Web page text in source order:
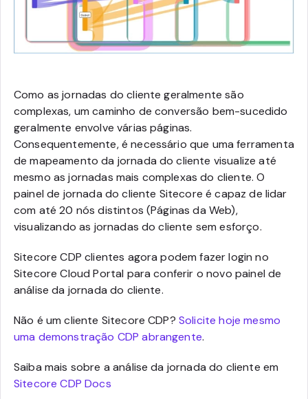
Como as jornadas do cliente geralmente são
complexas, um caminho de conversão bem-sucedido
geralmente envolve várias páginas.
Consequentemente, é necessário que uma ferramenta
de mapeamento da jornada do cliente visualize até
mesmo as jornadas mais complexas do cliente. O
painel de jornada do cliente Sitecore é capaz de lidar
com até 20 nós distintos (Páginas da Web),
visualizando as jornadas do cliente sem esforço.
Sitecore CDP clientes agora podem fazer login no
Sitecore Cloud Portal para conferir o novo painel de
análise da jornada do cliente.
Não é um cliente Sitecore CDP? Solicite hoje mesmo
uma demonstração CDP abrangente.
Saiba mais sobre a análise da jornada do cliente em
Sitecore CDP Docs